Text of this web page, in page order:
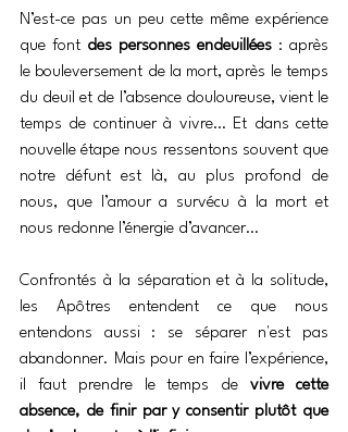
N’est-ce pas un peu cette même expérience
que font des personnes endeuillées : après
le bouleversement de la mort, après le temps
du deuil et de l’absence douloureuse, vient le
temps de continuer à vivre… Et dans cette
nouvelle étape nous ressentons souvent que
notre défunt est là, au plus profond de
nous, que l’amour a survécu à la mort et
nous redonne l’énergie d’avancer…
Confrontés à la séparation et à la solitude,
les Apôtres entendent ce que nous
entendons aussi : se séparer n'est pas
abandonner. Mais pour en faire l’expérience,
il faut prendre le temps de vivre cette
absence, de finir par y consentir plutôt que